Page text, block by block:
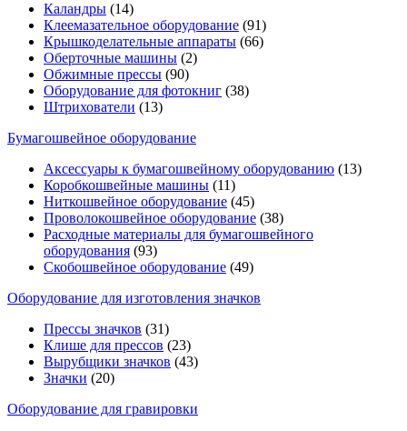
Каландры (14)
Клеемазательное оборудование (91)
Крышкоделательные аппараты (66)
Оберточные машины (2)
Обжимные прессы (90)
Оборудование для фотокниг (38)
Штрихователи (13)
Бумагошвейное оборудование
Аксессуары к бумагошвейному оборудованию (13)
Коробкошвейные машины (11)
Ниткошвейное оборудование (45)
Проволокошвейное оборудование (38)
Расходные материалы для бумагошвейного
оборудования (93)
Скобошвейное оборудование (49)
Оборудование для изготовления значков
Прессы значков (31)
Клише для прессов (23)
Вырубщики значков (43)
Значки (20)
Оборудование для гравировки